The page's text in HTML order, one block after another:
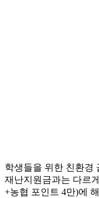
학생들을 위한 친환경
재난지원금과는 다르
+농협 포인트 4만)에